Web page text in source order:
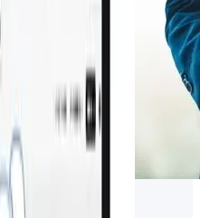
違いとは？連携の